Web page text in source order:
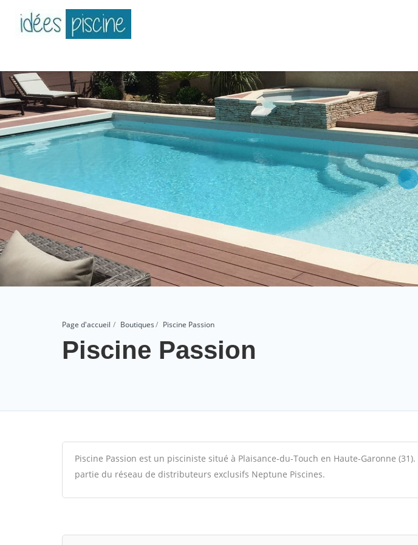
Page d'accueil Boutiques Piscine Passion
Piscine Passion
Piscine Passion est un pisciniste situé à Plaisance-du-Touch en Haute-Garonne (31).
partie du réseau de distributeurs exclusifs Neptune Piscines.